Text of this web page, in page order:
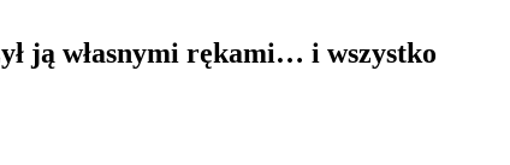
ją własnymi rękami… i wszystko